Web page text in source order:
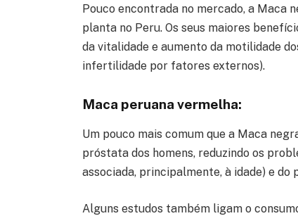
Pouco encontrada no mercado, a Maca
planta no Peru. Os seus maiores
da vitalidade e aumento da motilidade
infertilidade por fatores externos).
Maca peruana vermelha:
Um pouco mais comum que a Maca
próstata dos homens, reduzindo os
associada, principalmente, à idade) e do
Alguns estudos também ligam o